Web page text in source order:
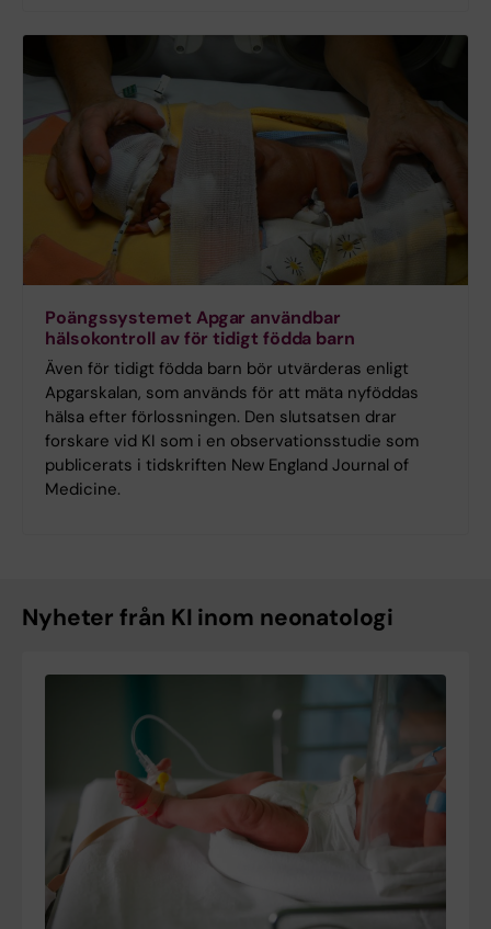
Poängssystemet Apgar användbar
hälsokontroll av för tidigt födda barn
Även för tidigt födda barn bör utvärderas enligt
Apgarskalan, som används för att mäta nyföddas
hälsa efter förlossningen. Den slutsatsen drar
forskare vid KI som i en observationsstudie som
publicerats i tidskriften New England Journal of
Medicine.
Nyheter från KI inom neonatologi